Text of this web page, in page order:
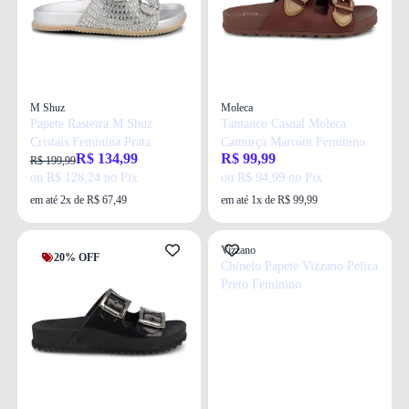
M Shuz
Papete Rasteira M Shuz
Cristais Feminina Prata
R$ 199,99R$ 134,99
ou R$ 128,24 no Pix
em até 2x de R$ 67,49
Moleca
Tamanco Casual Moleca
Camurça Marrom Feminino
R$ 99,99
ou R$ 94,99 no Pix
em até 1x de R$ 99,99
20% OFF
Vizzano
Chinelo Papete Vizzano Pelica
Preto Feminino